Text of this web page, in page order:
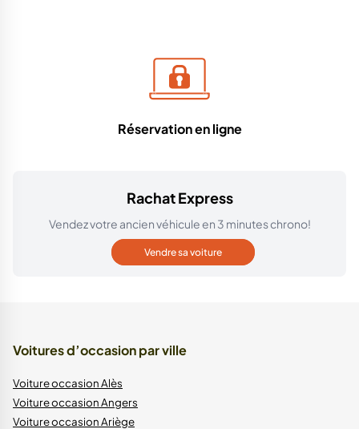
Réservation en ligne
Rachat Express
Vendez votre ancien véhicule en 3 minutes chrono!
Vendre sa voiture
Voitures d’occasion par ville
Voiture occasion Alès
Voiture occasion Angers
Voiture occasion Ariège